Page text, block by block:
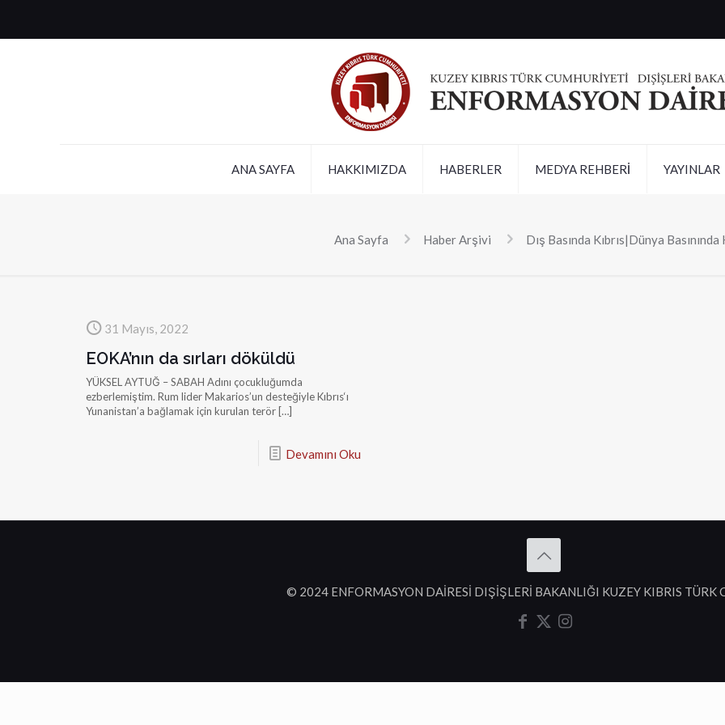
ANA SAYFA HAKKIMIZDA HABERLER MEDYA REHBERİ YAYINLAR
Ana Sayfa Haber Arşivi Dış Basında Kıbrıs|Dünya Basınında
31 Mayıs, 2022
EOKA’nın da sırları döküldü
YÜKSEL AYTUĞ – SABAH Adını çocukluğumda
ezberlemiştim. Rum lider Makarios’un desteğiyle Kıbrıs‘ı
Yunanistan’a bağlamak için kurulan terör[…]
Devamını Oku
© 2024 ENFORMASYON DAİRESİ DIŞİŞLERİ BAKANLIĞI KUZEY KIBRIS TÜRK